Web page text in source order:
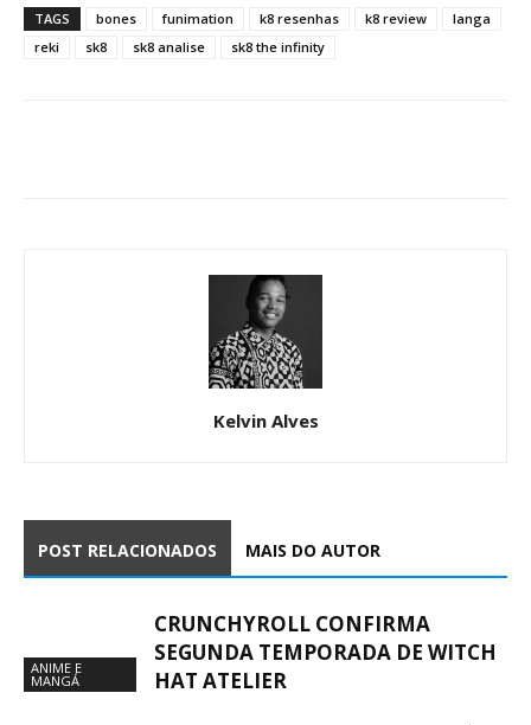
TAGS bones funimation k8 resenhas k8 review
langa
reki
sk8 sk8 analise sk8 the infinity
Kelvin Alves
POST RELACIONADOS MAIS DO AUTOR
ANIME E
MANGÁ
CRUNCHYROLL CONFIRMA
SEGUNDA TEMPORADA DE WITCH
HAT ATELIER